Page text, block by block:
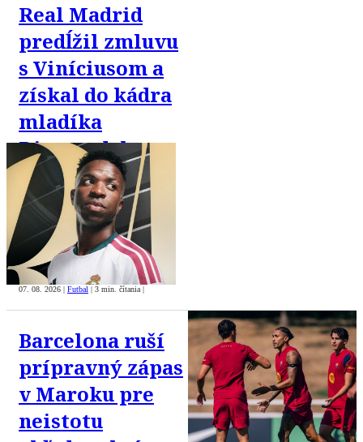
Real Madrid
predĺžil zmluvu
s Viníciusom a
získal do kádra
mladíka
Diomandeho
07. 08. 2026 Futbal 3 min. čítania
Barcelona ruší
prípravný zápas
v Maroku pre
neistotu